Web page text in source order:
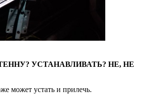
УСТАНАВЛИВАТЬ? НЕ, НЕ
может устать и прилечь.